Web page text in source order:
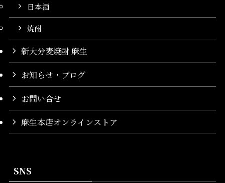
日本酒
焼酎
新大分麦焼酎 麻生
お知らせ・ブログ
お問い合せ
麻生本店オンラインストア
SNS